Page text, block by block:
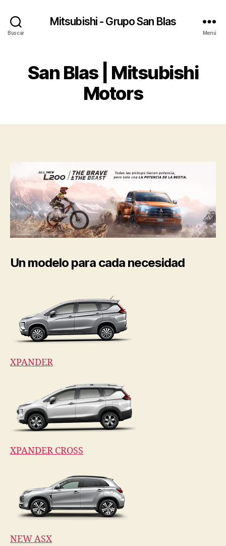
Buscar
Mitsubishi - Grupo San Blas
Menú
San Blas | Mitsubishi
Motors
Un modelo para cada necesidad
XPANDER
XPANDER CROSS
NEW ASX